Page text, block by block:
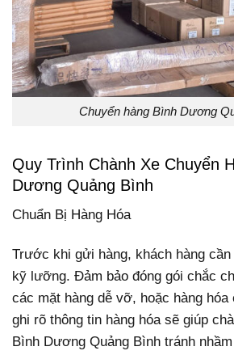
Chuyển hàng Bình Dương
Quy Trình Chành Xe Chuyển
Dương Quảng Bình
Chuẩn Bị Hàng Hóa
Trước khi gửi hàng, khách hàng cần
kỹ lưỡng. Đảm bảo đóng gói chắc
các mặt hàng dễ vỡ, hoặc hàng
ghi rõ thông tin hàng hóa sẽ giúp
Bình Dương Quảng Bình tránh